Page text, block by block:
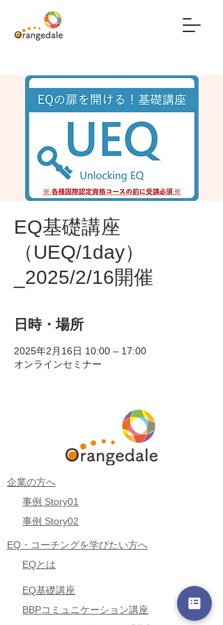
EQ基礎講座
（UEQ/1day）
_2025/2/16開催
日時・場所
2025年2月16日 10:00 – 17:00
オンラインセミナー
企業の方へ
事例 Story01
事例 Story02
EQ・コーチングを学びたい方へ
EQとは
EQ基礎講座
BBPコミュニケーション講座